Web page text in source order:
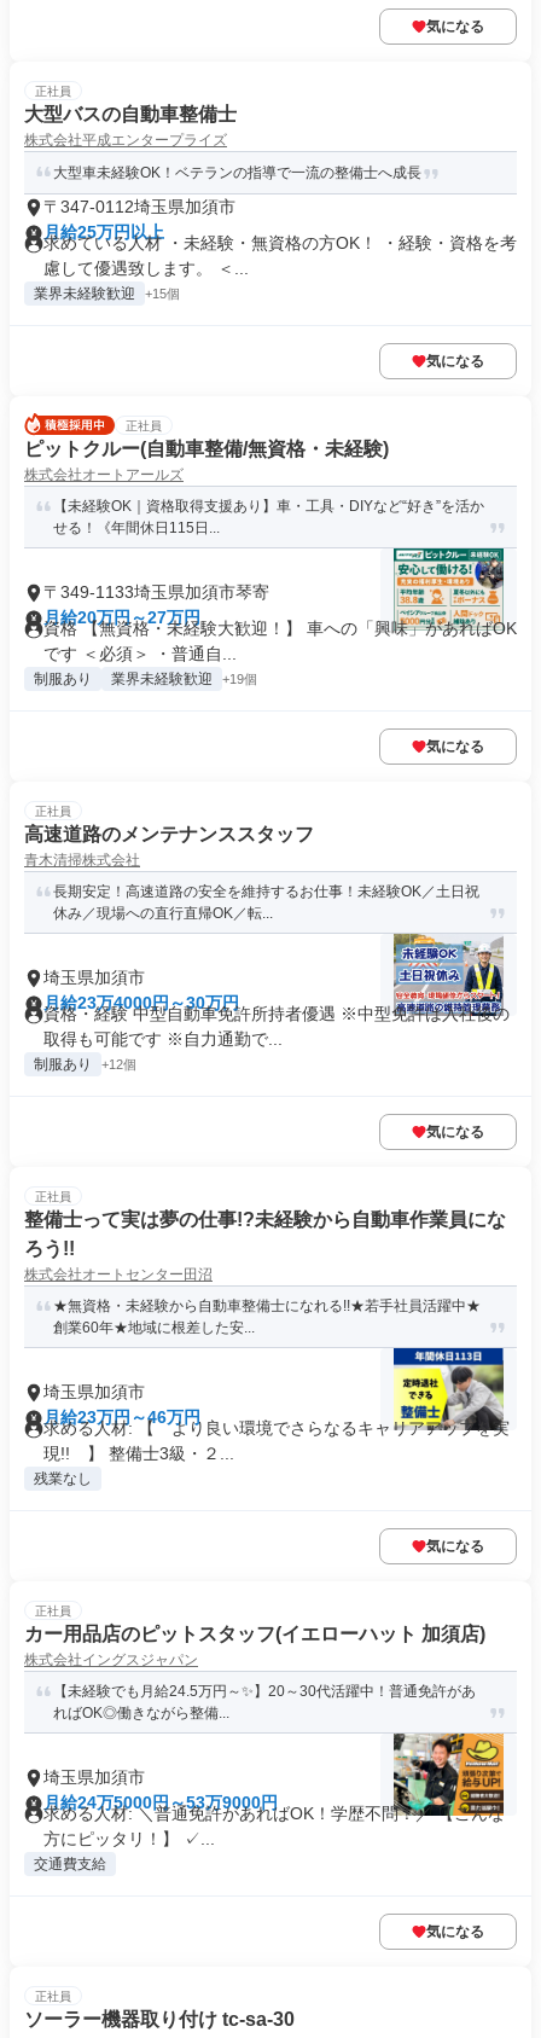
気になる
正社員
大型バスの自動車整備士
株式会社平成エンタープライズ
大型車未経験OK！ベテランの指導で一流の整備士へ成長
〒347-0112埼玉県加須市
月給25万円以上
求めている人材 ・未経験・無資格の方OK！ ・経験・資格を考
慮して優遇致します。 ＜...
業界未経験歓迎 +15個
気になる
正社員
ピットクルー(自動車整備/無資格・未経験)
株式会社オートアールズ
【未経験OK｜資格取得支援あり】車・工具・DIYなど“好き”を活か
せる！《年間休日115日...
〒349-1133埼玉県加須市琴寄
月給20万円～27万円
資格 【無資格・未経験大歓迎！】 車への「興味」があればOK
です ＜必須＞ ・普通自...
制服あり 業界未経験歓迎 +19個
気になる
正社員
高速道路のメンテナンススタッフ
青木清掃株式会社
長期安定！高速道路の安全を維持するお仕事！未経験OK／土日祝
休み／現場への直行直帰OK／転...
埼玉県加須市
月給23万4000円～30万円
資格・経験 中型自動車免許所持者優遇 ※中型免許は入社後の
取得も可能です ※自力通勤で...
制服あり +12個
気になる
正社員
整備士って実は夢の仕事!?未経験から自動車作業員にな
ろう!!
株式会社オートセンター田沼
★無資格・未経験から自動車整備士になれる!!★若手社員活躍中★
創業60年★地域に根差した安...
埼玉県加須市
月給23万円～46万円
求める人材: 【 より良い環境でさらなるキャリアアップを実
現!! 】 整備士3級・２...
残業なし
気になる
正社員
カー用品店のピットスタッフ(イエローハット 加須店)
株式会社イングスジャパン
【未経験でも月給24.5万円～✨】20～30代活躍中！普通免許があ
ればOK◎働きながら整備...
埼玉県加須市
月給24万5000円～53万9000円
求める人材: ＼普通免許があればOK！学歴不問！／ 【こんな
方にピッタリ！】 ✓...
交通費支給
気になる
正社員
ソーラー機器取り付け tc-sa-30